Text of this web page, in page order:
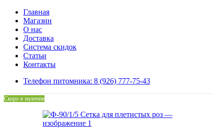
Главная
Магазин
О нас
Доставка
Система скидок
Статьи
Контакты
Телефон питомника: 8 (926) 777-75-43
Скоро в наличии